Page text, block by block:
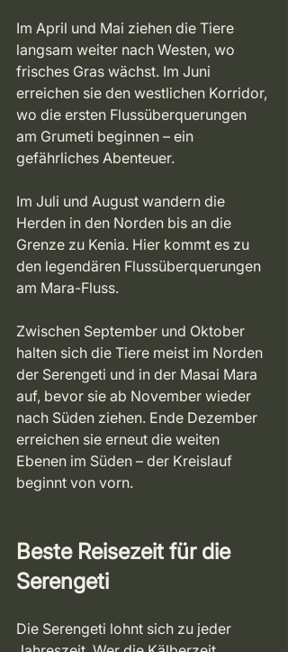
Im April und Mai ziehen die Tiere
langsam weiter nach Westen, wo
frisches Gras wächst. Im Juni
erreichen sie den westlichen Korridor,
wo die ersten Flussüberquerungen
am Grumeti beginnen – ein
gefährliches Abenteuer.
Im Juli und August wandern die
Herden in den Norden bis an die
Grenze zu Kenia. Hier kommt es zu
den legendären Flussüberquerungen
am Mara-Fluss.
Zwischen September und Oktober
halten sich die Tiere meist im Norden
der Serengeti und in der Masai Mara
auf, bevor sie ab November wieder
nach Süden ziehen. Ende Dezember
erreichen sie erneut die weiten
Ebenen im Süden – der Kreislauf
beginnt von vorn.
Beste Reisezeit für die
Serengeti
Die Serengeti lohnt sich zu jeder